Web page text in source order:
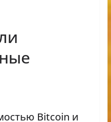
Bitcoin и